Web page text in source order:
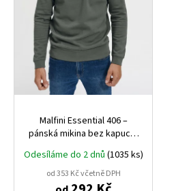
ů
Malfini Essential 406 –
pánská mikina bez kapuce,
pro potisk i výšivku
Odesíláme do 2 dnů (1035 ks)
od 353 Kč včetně DPH